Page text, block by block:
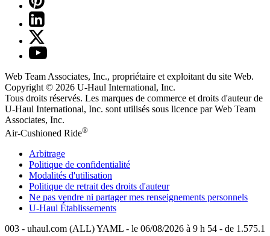
Web Team Associates, Inc., propriétaire et exploitant du site Web.
Copyright © 2026 U-Haul International, Inc.
Tous droits réservés. Les marques de commerce et droits d'auteur de
U-Haul International, Inc. sont utilisés sous licence par Web Team
Associates, Inc.
Air-Cushioned Ride®
Arbitrage
Politique de confidentialité
Modalités d'utilisation
Politique de retrait des droits d'auteur
Ne pas vendre ni partager mes renseignements personnels
U-Haul Établissements
003 - uhaul.com (ALL) YAML - le 06/08/2026 à 9 h 54 - de 1.575.1